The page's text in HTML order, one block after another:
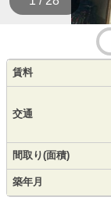
賃料
交通
間取り(面積)
築年月